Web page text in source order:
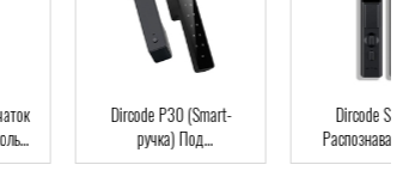
Dircode P30 (Smart-
ручка) Под
межкомнатные двери,
Dircode S800 3D
Распознавание
код, карта,